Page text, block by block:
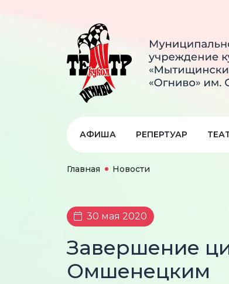
АФИША РЕПЕРТУАР
Главная Новости
30 мая 2020
Завершение
Омшенецким